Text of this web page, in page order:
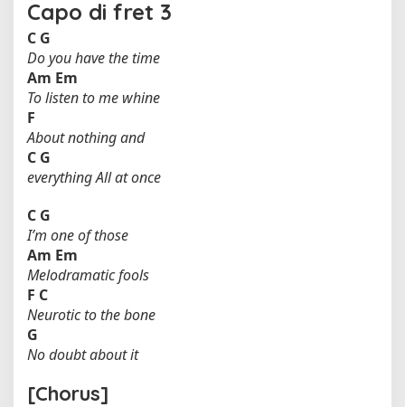
Capo di fret 3
C G
Do you have the time
Am Em
To listen to me whine
F
About nothing and
C G
everything All at once
C G
I’m one of those
Am Em
Melodramatic fools
F C
Neurotic to the bone
G
No doubt about it
[Chorus]